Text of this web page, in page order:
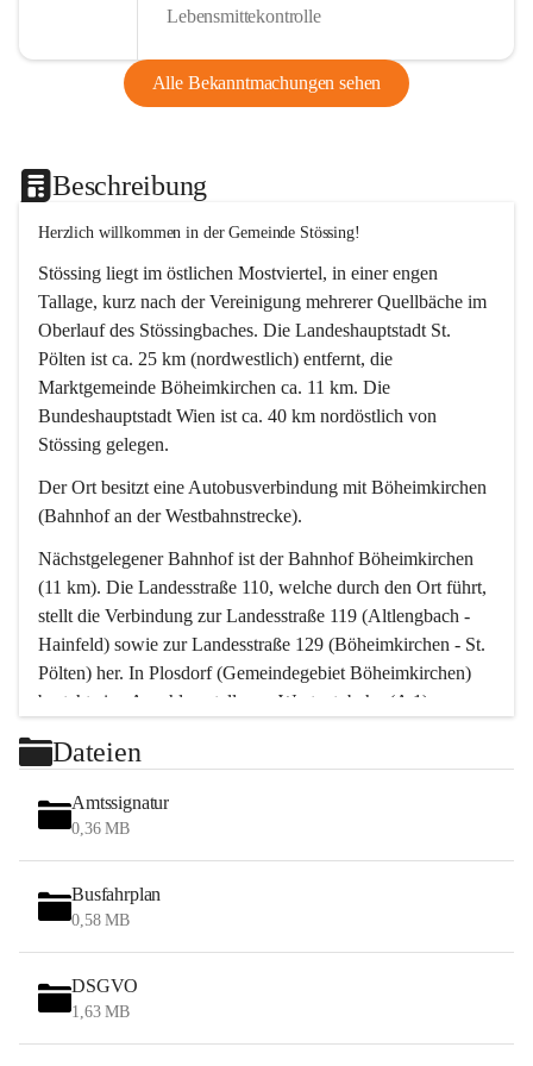
Lebensmittekontrolle
Alle Bekanntmachungen sehen
Beschreibung
Herzlich willkommen in der Gemeinde Stössing!
Stössing liegt im östlichen Mostviertel, in einer engen
Tallage, kurz nach der Vereinigung mehrerer Quellbäche im
Oberlauf des Stössingbaches. Die Landeshauptstadt St.
Pölten ist ca. 25 km (nordwestlich) entfernt, die
Marktgemeinde Böheimkirchen ca. 11 km. Die
Bundeshauptstadt Wien ist ca. 40 km nordöstlich von
Stössing gelegen.
Der Ort besitzt eine Autobusverbindung mit Böheimkirchen
(Bahnhof an der Westbahnstrecke).
Nächstgelegener Bahnhof ist der Bahnhof Böheimkirchen
(11 km). Die Landesstraße 110, welche durch den Ort führt,
stellt die Verbindung zur Landesstraße 119 (Altlengbach -
Hainfeld) sowie zur Landesstraße 129 (Böheimkirchen - St.
Pölten) her. In Plosdorf (Gemeindegebiet Böheimkirchen)
besteht eine Anschlussstelle zur Westautobahn (A 1).
Wien erreicht man in ca. 45 Minuten.
Stössing zählt noch zum Naherholungsraum Wien sowie
zum Naherholungsraum St. Pölten. Viele Bauernhöfe hatten
„ihre Wiener“. Seit 1960 bauten viele Wiener
Wochenendhäuser im Gemeindegebiet. Wegen des
waldreichen Jagdgebietes haben viele Jagdpächter ihre
Das Wandern ist aus touristischer Sicht die bedeutendste
Tätigkeit. Das hügelige Gebiet mit Wanderwegen durch
Wiesen, Wälder und Obstkulturen lädt dazu ein. Gefördert
Dateien
Amtssignatur
0,36 MB
Busfahrplan
0,58 MB
DSGVO
1,63 MB